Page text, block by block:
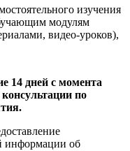
изучения
модулям
видео-уроков),
14 дней с момента
по
информации об